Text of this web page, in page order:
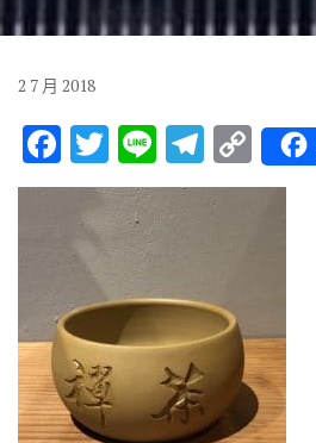
2 7 月 2018
F
ac
b
o
o
k
T
w
it
te
r
Li
n
e
T
el
e
a
m
C
o
n
k